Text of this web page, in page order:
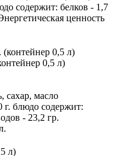
содержит: белков - 1,7
ценность
0,5 л)
сахар, масло
г. блюдо содержит:
- 23,2 гр.